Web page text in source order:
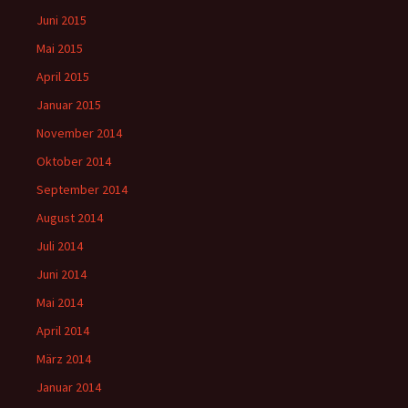
Juni 2015
Mai 2015
April 2015
Januar 2015
November 2014
Oktober 2014
September 2014
August 2014
Juli 2014
Juni 2014
Mai 2014
April 2014
März 2014
Januar 2014